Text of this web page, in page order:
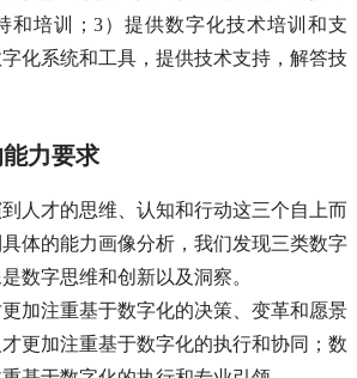
和培训；3）提供数字化技术培训和支
化系统和工具，提供技术支持，解答技
力要求
人才的思维、认知和行动这三个自上而
体的能力画像分析，我们发现三类数字
数字思维和创新以及洞察。
加注重基于数字化的决策、变革和愿景
更加注重基于数字化的执行和协同；数